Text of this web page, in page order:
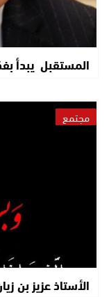
المستقبل يبدأ
مجتمع
الأستاذ عزيز بن